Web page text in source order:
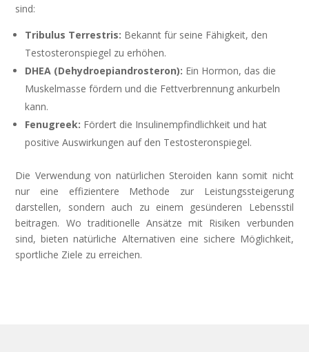
sind:
Tribulus Terrestris: Bekannt für seine Fähigkeit, den
Testosteronspiegel zu erhöhen.
DHEA (Dehydroepiandrosteron): Ein Hormon, das die
Muskelmasse fördern und die Fettverbrennung ankurbeln
kann.
Fenugreek: Fördert die Insulinempfindlichkeit und hat
positive Auswirkungen auf den Testosteronspiegel.
Die Verwendung von natürlichen Steroiden kann somit nicht
nur eine effizientere Methode zur Leistungssteigerung
darstellen, sondern auch zu einem gesünderen Lebensstil
beitragen. Wo traditionelle Ansätze mit Risiken verbunden
sind, bieten natürliche Alternativen eine sichere Möglichkeit,
sportliche Ziele zu erreichen.